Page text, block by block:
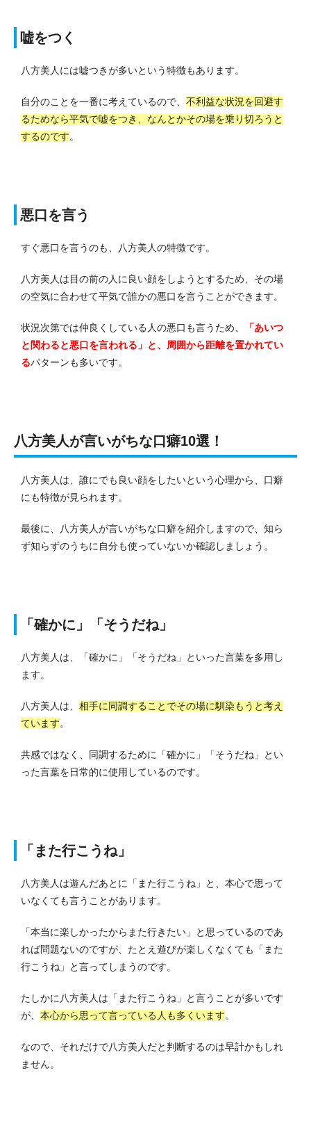
嘘をつく
八方美人には嘘つきが多いという特徴もあります。
自分のことを一番に考えているので、 不利益な状況を回避す
るためなら平気で嘘をつき、なんとかその場を乗り切ろうと
するのです。
悪口を言う
すぐ悪口を言うのも、八方美人の特徴です。
八方美人は目の前の人に良い顔をしようとするため、その場
の空気に合わせて平気で誰かの悪口を言うことができます。
状況次第では仲良くしている人の悪口も言うため、
「あいつ
と関わると悪口を言われる」と、周囲から距離を置かれてい
るパターンも多いです。
八方美人が言いがちな口癖10選！
八方美人は、誰にでも良い顔をしたいという心理から、口癖
にも特徴が見られます。
最後に、八方美人が言いがちな口癖を紹介しますので、知ら
ず知らずのうちに自分も使っていないか確認しましょう。
「確かに」「そうだね」
八方美人は、「確かに」「そうだね」といった言葉を多用し
ます。
八方美人は、 相手に同調することでその場に馴染もうと考え
ています。
共感ではなく、同調するために「確かに」「そうだね」とい
った言葉を日常的に使用しているのです。
「また行こうね」
八方美人は遊んだあとに「また行こうね」と、本心で思って
いなくても言うことがあります。
「本当に楽しかったからまた行きたい」と思っているのであ
れば問題ないのですが、たとえ遊びが楽しくなくても「また
行こうね」と言ってしまうのです。
たしかに八方美人は「また行こうね」と言うことが多いです
が、 本心から思って言っている人も多くいます。
なので、それだけで八方美人だと判断するのは早計かもしれ
ません。